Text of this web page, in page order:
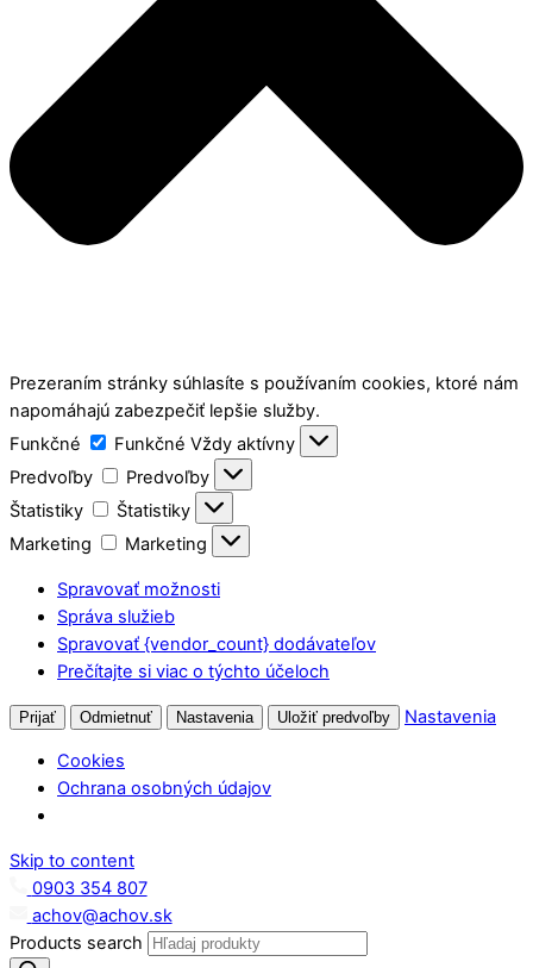
Prezeraním stránky súhlasíte s používaním cookies, ktoré nám
napomáhajú zabezpečiť lepšie služby.
Funkčné
Funkčné Vždy aktívny
Predvoľby
Predvoľby
Štatistiky
Štatistiky
Marketing
Marketing
Spravovať možnosti
Správa služieb
Spravovať {vendor_count} dodávateľov
Prečítajte si viac o týchto účeloch
Prijať Odmietnuť Nastavenia Uložiť predvoľby Nastavenia
Cookies
Ochrana osobných údajov
Skip to content
0903 354 807
achov@achov.sk
Products search